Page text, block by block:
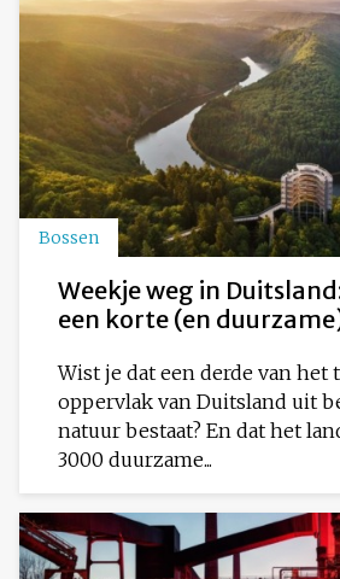
Bossen
Weekje weg in
een korte (en
Wist je dat een derde van het
oppervlak van Duitsland uit
natuur bestaat? En dat het
3000 duurzame...